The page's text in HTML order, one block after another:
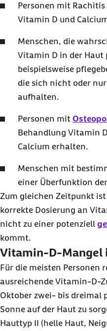
Personen mit
Vitamin D und
Menschen, die
Vitamin D in der Haut
beispielsweise
die sich nicht oder
aufhalten.
Personen mit
Behandlung Vitamin
Calcium erhalten.
Menschen mit
einer Überfunktion
Zum gleichen Zeitpunkt
korrekte Dosierung an
nicht zu einer potenziell
kommt.
Vitamin-D-Mangel
Für die meisten Personen
ausreichende Vitamin-D-
Oktober zwei- bis dreimal
Sonne auf der Haut zu
Hauttyp II (helle Haut,